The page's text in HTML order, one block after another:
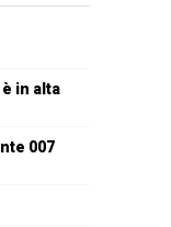
in alta
007